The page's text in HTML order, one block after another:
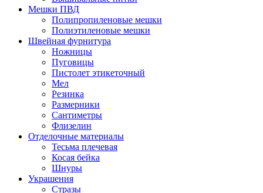
Мешки ПВД
Полипропиленовые мешки
Полиэтиленовые мешки
Швейная фурнитура
Ножницы
Пуговицы
Пистолет этикеточный
Мел
Резинка
Размерники
Сантиметры
Флизелин
Отделочные материалы
Тесьма плечевая
Косая бейка
Шнуры
Украшения
Стразы